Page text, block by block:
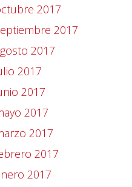
2017
2017
2017
2017
2017
2017
2017
2017
2017